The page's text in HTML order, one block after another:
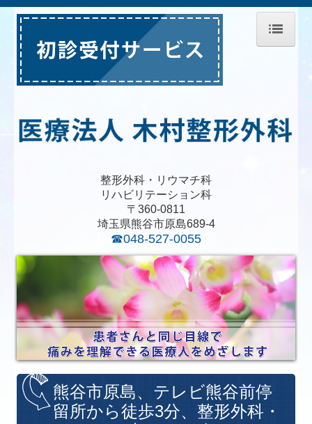
ホーム
医師紹介
施設・設備のご案内
整形外科・リウマチ科
リハビリテーション科
〒360-0811
埼玉県熊谷市原島689-4
☎048-527-0055
熊谷市原島、テレビ熊谷前停
留所から徒歩3分、整形外科・